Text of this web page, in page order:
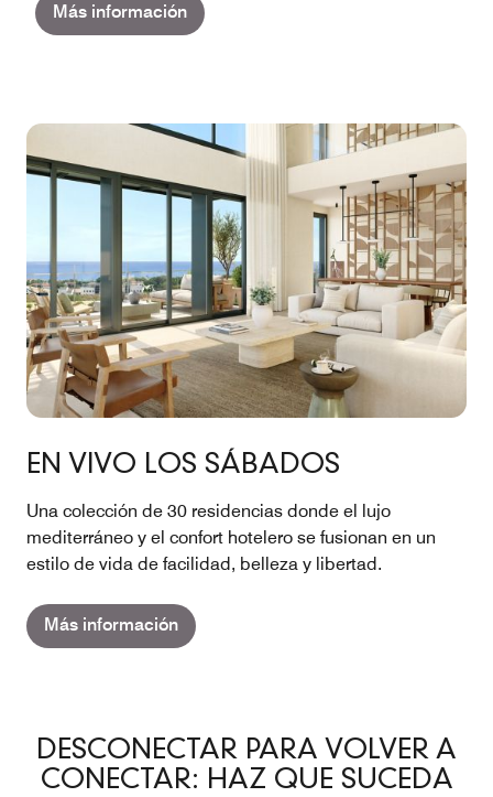
Más información
EN VIVO LOS SÁBADOS
Una colección de 30 residencias donde el lujo
mediterráneo y el confort hotelero se fusionan en un
estilo de vida de facilidad, belleza y libertad.
Más información
DESCONECTAR PARA VOLVER A
CONECTAR: HAZ QUE SUCEDA